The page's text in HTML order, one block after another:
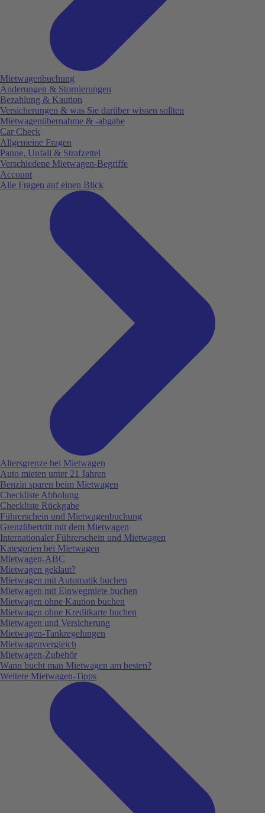
Mietwagenbuchung
Änderungen & Stornierungen
Bezahlung & Kaution
Versicherungen & was Sie darüber wissen sollten
Mietwagenübernahme & -abgabe
Car Check
Allgemeine Fragen
Panne, Unfall & Strafzettel
Verschiedene Mietwagen-Begriffe
Account
Alle Fragen auf einen Blick
Altersgrenze bei Mietwagen
Auto mieten unter 21 Jahren
Benzin sparen beim Mietwagen
Checkliste Abholung
Checkliste Rückgabe
Führerschein und Mietwagenbuchung
Grenzübertritt mit dem Mietwagen
Internationaler Führerschein und Mietwagen
Kategorien bei Mietwagen
Mietwagen-ABC
Mietwagen geklaut?
Mietwagen mit Automatik buchen
Mietwagen mit Einwegmiete buchen
Mietwagen ohne Kaution buchen
Mietwagen ohne Kreditkarte buchen
Mietwagen und Versicherung
Mietwagen-Tankregelungen
Mietwagenvergleich
Mietwagen-Zubehör
Wann bucht man Mietwagen am besten?
Weitere Mietwagen-Tipps